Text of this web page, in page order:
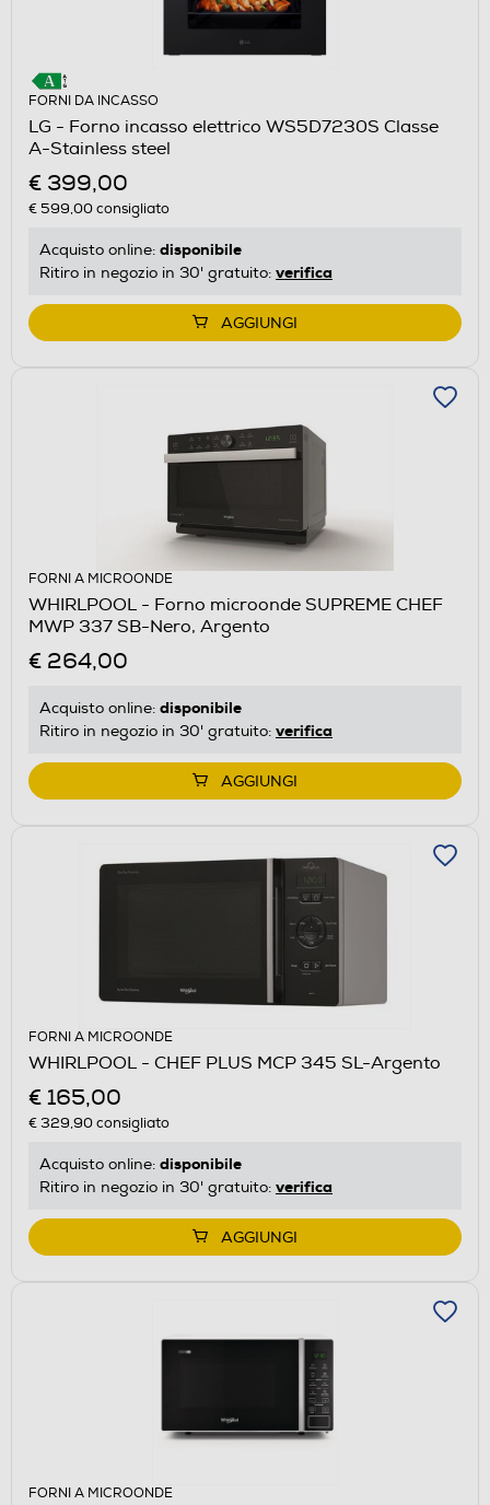
FORNI DA INCASSO
LG - Forno incasso elettrico WS5D7230S Classe
A-Stainless steel
€ 399,00
€ 599,00consigliato
Acquisto online: disponibile
Ritiro in negozio in 30' gratuito: verifica
AGGIUNGI
FORNI A MICROONDE
WHIRLPOOL - Forno microonde SUPREME CHEF
MWP 337 SB-Nero, Argento
€ 264,00
Acquisto online: disponibile
Ritiro in negozio in 30' gratuito: verifica
AGGIUNGI
FORNI A MICROONDE
WHIRLPOOL - CHEF PLUS MCP 345 SL-Argento
€ 165,00
€ 329,90consigliato
Acquisto online: disponibile
Ritiro in negozio in 30' gratuito: verifica
AGGIUNGI
FORNI A MICROONDE